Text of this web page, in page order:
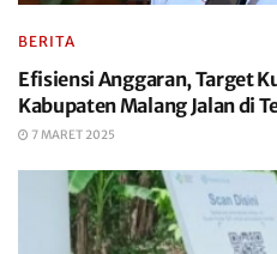
BERITA
Efisiensi Anggaran, Target
Kabupaten Malang Jalan di
7 MARET 2025